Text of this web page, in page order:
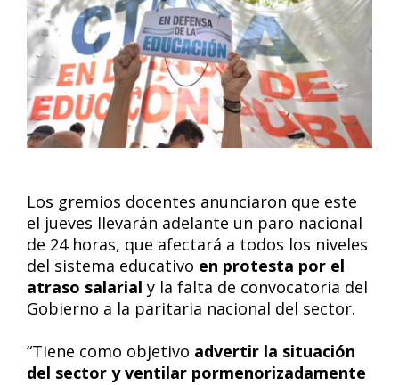
Los gremios docentes anunciaron que este
el jueves llevarán adelante un paro nacional
de 24 horas, que afectará a todos los niveles
del sistema educativo en protesta por el
atraso salarial y la falta de convocatoria del
Gobierno a la paritaria nacional del sector.
“Tiene como objetivo advertir la situación
del sector y ventilar pormenorizadamente